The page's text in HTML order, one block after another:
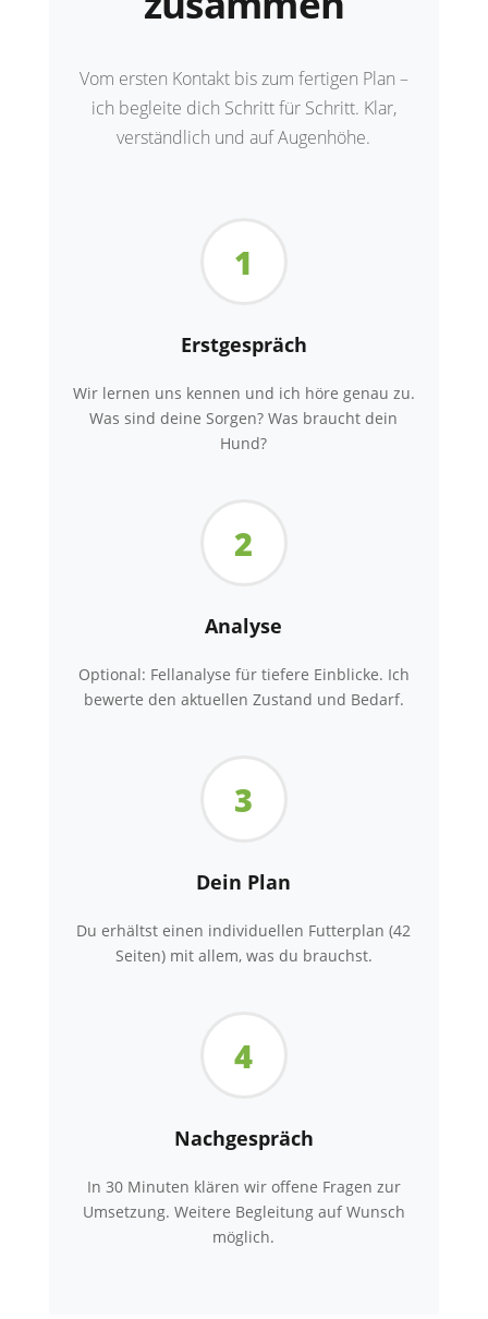
Vom ersten Kontakt bis zum fertigen Plan –
ich begleite dich Schritt für Schritt. Klar,
verständlich und auf Augenhöhe.
1
Erstgespräch
Wir lernen uns kennen und ich höre genau zu.
Was sind deine Sorgen? Was braucht dein
Hund?
2
Analyse
Optional: Fellanalyse für tiefere Einblicke. Ich
bewerte den aktuellen Zustand und Bedarf.
3
Dein Plan
Du erhältst einen individuellen Futterplan (42
Seiten) mit allem, was du brauchst.
4
Nachgespräch
In 30 Minuten klären wir offene Fragen zur
Umsetzung. Weitere Begleitung auf Wunsch
möglich.